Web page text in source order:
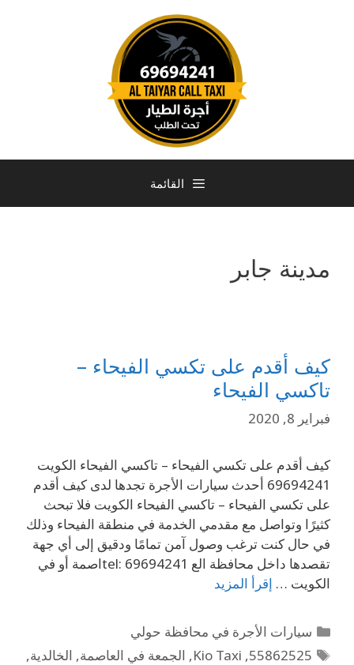
القائمة
مدينة جابر
كيف أقدم على تكسي الفيحاء –
تاكسي الفيحاء
فبراير 8, 2020
كيف أقدم على تكسي الفيحاء – تاكسي الفيحاء الكويت
69694241 أحدث سيارات الأجرة تجدها لدى كيف أقدم
على تكسي الفيحاء – تاكسي الفيحاء الكويت فلا تبحث
كثيرًا وتواصل مع مقدمي الخدمة في منطقة الفيحاء وذلك
في حال كنت ترغب وصول آمن تمامًا ودقيق إلى أي جهة
تقصدها داخل محافظة الع tel: 69694241اصمة أو في
الكويت … إقرأ المزيد
سيارات الأجرة في محافظة حولي
55862525
,
Kio Taxi
, الجمعة في العاصمة, الخالدية,